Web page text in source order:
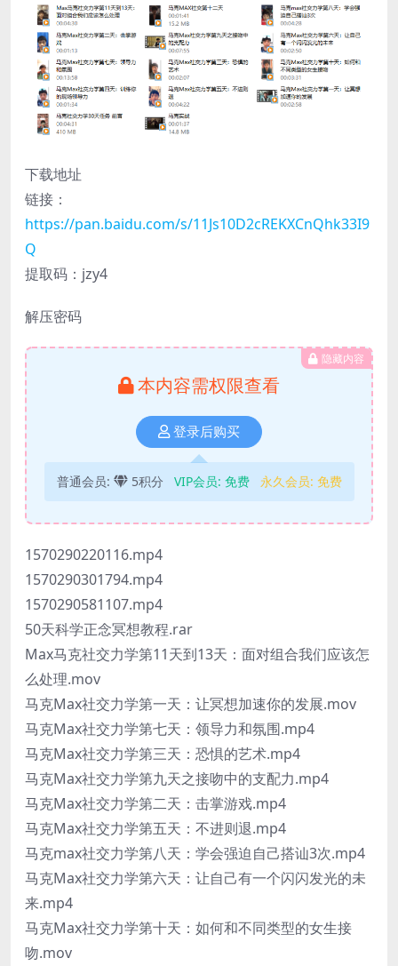
下载地址
链接：
https://pan.baidu.com/s/11Js10D2cREKXCnQhk33I9
Q
提取码：jzy4
解压密码
隐藏内容
本内容需权限查看
登录后购买
普通会员: 5积分 VIP会员: 免费 永久会员: 免费
1570290220116.mp4
1570290301794.mp4
1570290581107.mp4
50天科学正念冥想教程.rar
Max马克社交力学第11天到13天：面对组合我们应该怎
么处理.mov
马克Max社交力学第一天：让冥想加速你的发展.mov
马克Max社交力学第七天：领导力和氛围.mp4
马克Max社交力学第三天：恐惧的艺术.mp4
马克Max社交力学第九天之接吻中的支配力.mp4
马克Max社交力学第二天：击掌游戏.mp4
马克Max社交力学第五天：不进则退.mp4
马克max社交力学第八天：学会强迫自己搭讪3次.mp4
马克Max社交力学第六天：让自己有一个闪闪发光的未
来.mp4
马克Max社交力学第十天：如何和不同类型的女生接
吻.mov